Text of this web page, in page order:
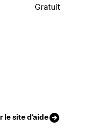
Gratuit
le site d’aide